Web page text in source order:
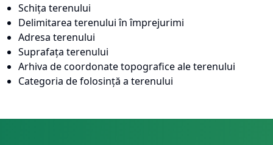
Schița terenului
Delimitarea terenului în împrejurimi
Adresa terenului
Suprafața terenului
Arhiva de coordonate topografice ale terenului
Categoria de folosință a terenului